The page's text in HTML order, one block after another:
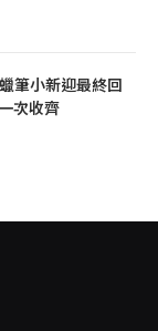
筆小新迎最終回
次收齊